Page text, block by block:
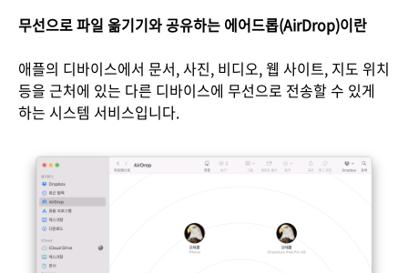
무선으로 파일 옮기기와 공유하는 에어드롭(AirDrop)이란
애플의 디바이스에서 문서, 사진, 비디오, 웹 사이트, 지도 위치
등을 근처에 있는 다른 디바이스에 무선으로 전송할 수 있게
하는 시스템 서비스입니다.